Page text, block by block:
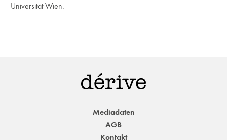
Universität Wien.
Mediadaten
AGB
Kontakt